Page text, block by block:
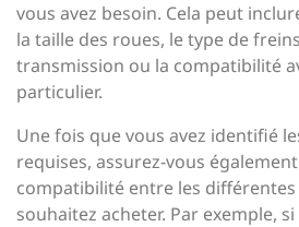
vous avez besoin. Cela peut
la taille des roues, le type de
transmission ou la compatibilité
particulier.
Une fois que vous avez identifié
requises, assurez-vous
compatibilité entre les différentes
souhaitez acheter. Par exemple,